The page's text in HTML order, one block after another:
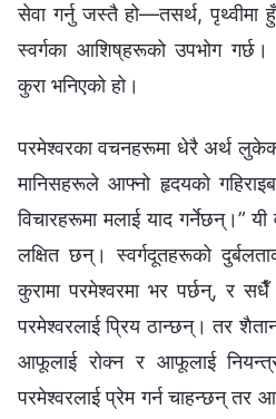
सेवा गर्नु जस्तै हो—तसर्थ, पृथ्वीमा
स्वर्गका आशिष्‌हरूको उपभोग गर्छ।
कुरा भनिएको हो।
परमेश्‍वरका वचनहरूमा धेरै अर्थ
मानिसहरूले आफ्नो हृदयको
विचारहरूमा मलाई याद गर्नेछन्।”
लक्षित छन्। स्वर्गदूतहरूको
कुरामा परमेश्‍वरमा भर पर्छन्, र
परमेश्‍वरलाई प्रिय ठान्छन्। तर
आफूलाई रोक्न र आफूलाई
परमेश्‍वरलाई प्रेम गर्न चाहन्छन् तर